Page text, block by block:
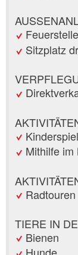
Sitzplatz
Mithilfe im
Radtouren
TIERE IN
Bienen